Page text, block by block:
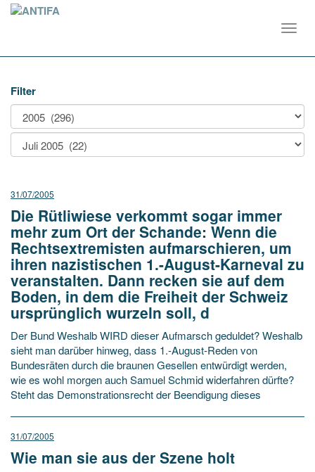
Filter
31/07/2005
Die Rütliwiese verkommt sogar immer
mehr zum Ort der Schande: Wenn die
Rechtsextremisten aufmarschieren, um
ihren nazistischen 1.-August-Karneval zu
veranstalten. Dann recken sie auf dem
Boden, in dem die Freiheit der Schweiz
ursprünglich wurzeln soll, d
Der Bund Weshalb WIRD dieser Aufmarsch geduldet? Weshalb
sieht man darüber hinweg, dass 1.-August-Reden von
Bundesräten durch die braunen Gesellen entwürdigt werden,
wie es wohl morgen auch Samuel Schmid widerfahren dürfte?
Steht das Demonstrationsrecht der Beendigung dieses
31/07/2005
Wie man sie aus der Szene holt